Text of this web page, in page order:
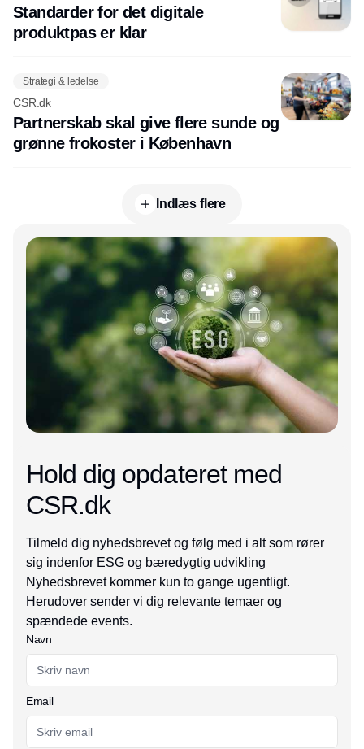
Standarder for det digitale
produktpas er klar
Strategi & ledelse
CSR.dk
Partnerskab skal give flere sunde og
grønne frokoster i København
Indlæs flere
Annonce
Hold dig opdateret med
CSR.dk
Tilmeld dig nyhedsbrevet og følg med i alt som rører
sig indenfor ESG og bæredygtig udvikling
Nyhedsbrevet kommer kun to gange ugentligt.
Herudover sender vi dig relevante temaer og
spændede events.
Navn
Email